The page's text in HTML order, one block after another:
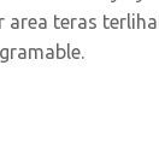
teras